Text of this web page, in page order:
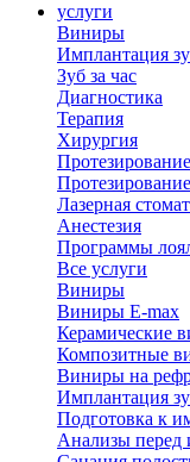
услуги
Виниры
Имплантация
Зуб за час
Диагностика
Терапия
Хирургия
Лазерная
Анестезия
Программы
Все услуги
Виниры
Виниры E-max
Керамические
Композитные
Виниры на
Имплантация
Подготовка к
Анализы перед